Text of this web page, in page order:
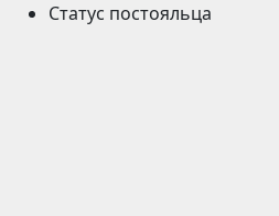
Статус постояльца